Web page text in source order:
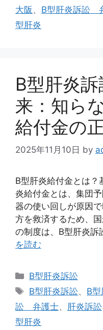
リ
ー
グ
大阪 、 B型肝炎訴訟
型肝炎
B型肝炎
来：知ら
給付金の
2025年11月10日 by
B型肝炎給付金とは
炎給付金とは、集団
器の使い回しが原因
方を救済するため、
の制度は、B型肝炎
を読む
カ
テ
リ
ー
B型肝炎訴訟
タ
グ
B型肝炎訴訟、 B
訟 弁護士、 肝炎訴訟
型肝炎